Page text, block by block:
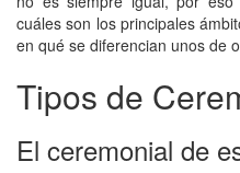
cuáles son los principales
en qué se diferencian unos de
Tipos de
El ceremonial de